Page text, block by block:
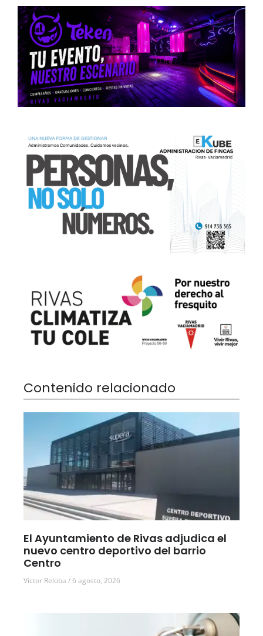
Contenido relacionado
El Ayuntamiento de Rivas adjudica el
nuevo centro deportivo del barrio
Centro
Víctor Reloba 6 agosto, 2026